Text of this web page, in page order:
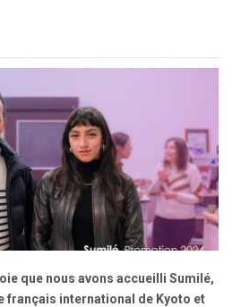
que nous avons accueilli Sumilé,
français international de Kyoto et